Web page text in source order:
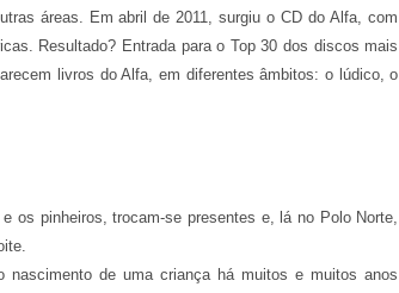
áreas. Em abril de 2011, surgiu o CD do Alfa, com
Resultado? Entrada para o Top 30 dos discos mais
livros do Alfa, em diferentes âmbitos: o lúdico, o
os pinheiros, trocam-se presentes e, lá no Polo Norte,
nascimento de uma criança há muitos e muitos anos